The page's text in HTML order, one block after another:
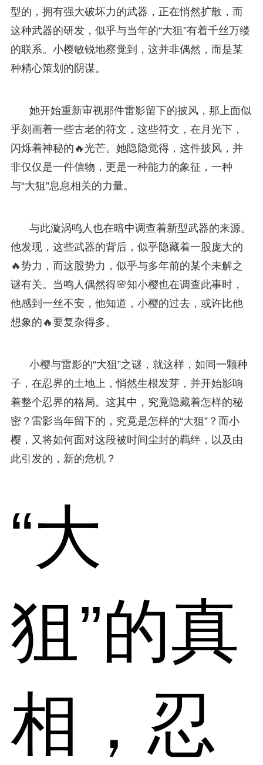
型的，拥有强大破坏力的武器，正在悄然扩散，而
这种武器的研发，似乎与当年的“大狙”有着千丝万缕
的联系。小樱敏锐地察觉到，这并非偶然，而是某
种精心策划的阴谋。
她开始重新审视那件雷影留下的披风，那上面似
乎刻画着一些古老的符文，这些符文，在月光下，
闪烁着神秘的🔥光芒。她隐隐觉得，这件披风，并
非仅仅是一件信物，更是一种能力的象征，一种
与“大狙”息息相关的力量。
与此漩涡鸣人也在暗中调查着新型武器的来源。
他发现，这些武器的背后，似乎隐藏着一股庞大的
🔥势力，而这股势力，似乎与多年前的某个未解之
谜有关。当鸣人偶然得🌸知小樱也在调查此事时，
他感到一丝不安，他知道，小樱的过去，或许比他
想象的🔥要复杂得多。
小樱与雷影的“大狙”之谜，就这样，如同一颗种
子，在忍界的土地上，悄然生根发芽，并开始影响
着整个忍界的格局。这其中，究竟隐藏着怎样的秘
密？雷影当年留下的，究竟是怎样的“大狙”？而小
樱，又将如何面对这段被时间尘封的羁绊，以及由
此引发的，新的危机？
“大
狙”的真
相，忍